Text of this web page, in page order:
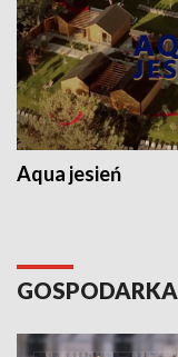
Aqua jesień
GOSPODARKA